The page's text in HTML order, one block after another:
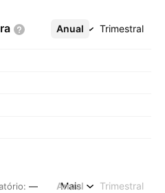
Anual Trimestral
Mais
: — Anual Trimestral
Mais